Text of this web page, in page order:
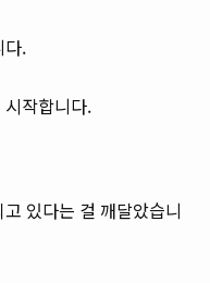
다.
작합니다.
있다는 걸 깨달았습니